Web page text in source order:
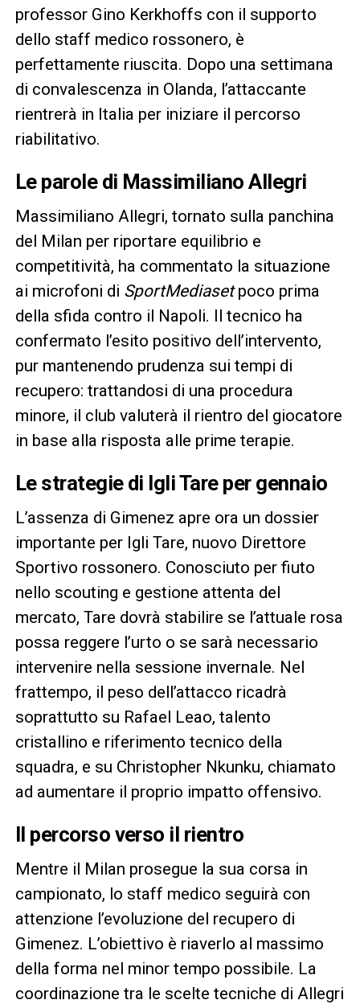
professor Gino Kerkhoffs con il supporto
dello staff medico rossonero, è
perfettamente riuscita. Dopo una settimana
di convalescenza in Olanda, l’attaccante
rientrerà in Italia per iniziare il percorso
riabilitativo.
Le parole di Massimiliano Allegri
Massimiliano Allegri, tornato sulla panchina
del Milan per riportare equilibrio e
competitività, ha commentato la situazione
ai microfoni di SportMediasetpoco prima
della sfida contro il Napoli. Il tecnico ha
confermato l’esito positivo dell’intervento,
pur mantenendo prudenza sui tempi di
recupero: trattandosi di una procedura
minore, il club valuterà il rientro del giocatore
in base alla risposta alle prime terapie.
Le strategie di Igli Tare per gennaio
L’assenza di Gimenez apre ora un dossier
importante per Igli Tare, nuovo Direttore
Sportivo rossonero. Conosciuto per fiuto
nello scouting e gestione attenta del
mercato, Tare dovrà stabilire se l’attuale rosa
possa reggere l’urto o se sarà necessario
intervenire nella sessione invernale. Nel
frattempo, il peso dell’attacco ricadrà
soprattutto su Rafael Leao, talento
cristallino e riferimento tecnico della
squadra, e su Christopher Nkunku, chiamato
ad aumentare il proprio impatto offensivo.
Il percorso verso il rientro
Mentre il Milan prosegue la sua corsa in
campionato, lo staff medico seguirà con
attenzione l’evoluzione del recupero di
Gimenez. L’obiettivo è riaverlo al massimo
della forma nel minor tempo possibile. La
coordinazione tra le scelte tecniche di Allegri